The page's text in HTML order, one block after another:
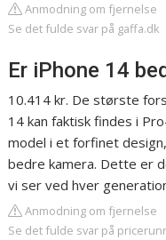
Anmodning om fjernelse
Se det fulde svar på gaffa.dk
Er iPhone 14
10.414 kr. De største
14 kan faktisk findes i
model i et forfinet
bedre kamera. Dette er
vi ser ved hver
Anmodning om fjernelse
Se det fulde svar på